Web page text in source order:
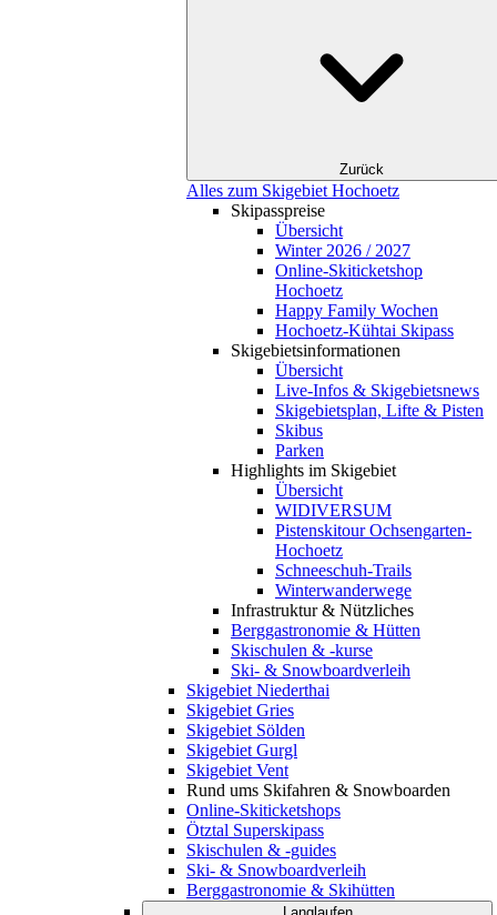
Zurück
Alles zum Skigebiet Hochoetz
Skipasspreise
Übersicht
Winter 2026 / 2027
Online-Skiticketshop
Hochoetz
Happy Family Wochen
Hochoetz-Kühtai Skipass
Skigebietsinformationen
Übersicht
Live-Infos & Skigebietsnews
Skigebietsplan, Lifte & Pisten
Skibus
Parken
Highlights im Skigebiet
Übersicht
WIDIVERSUM
Pistenskitour Ochsengarten-
Hochoetz
Schneeschuh-Trails
Winterwanderwege
Infrastruktur & Nützliches
Berggastronomie & Hütten
Skischulen & -kurse
Ski- & Snowboardverleih
Skigebiet Niederthai
Skigebiet Gries
Skigebiet Sölden
Skigebiet Gurgl
Skigebiet Vent
Rund ums Skifahren & Snowboarden
Online-Skiticketshops
Ötztal Superskipass
Skischulen & -guides
Ski- & Snowboardverleih
Berggastronomie & Skihütten